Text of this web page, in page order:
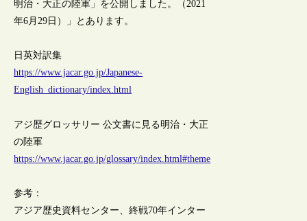
明治・大正の陸軍」を公開しました。（2021
年6月29日）」とあります。
日英対訳集
https://www.jacar.go.jp/Japanese-
English_dictionary/index.html
アジ歴グロッサリー 公文書に見る明治・大正
の陸軍
https://www.jacar.go.jp/glossary/index.html#theme
参考：
アジア歴史資料センター、終戦70年インター